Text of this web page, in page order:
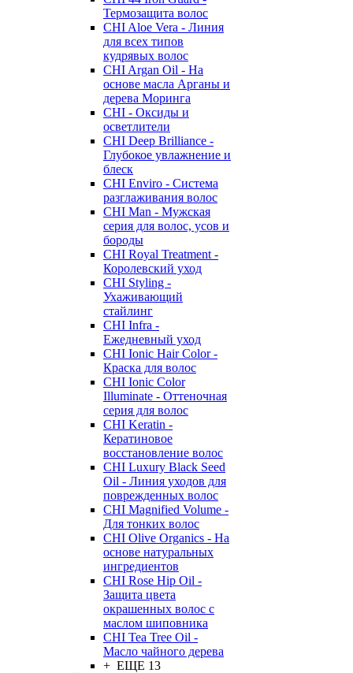
Термозащита волос
CHI Aloe Vera - Линия
для всех типов
кудрявых волос
CHI Argan Oil - На
основе масла Арганы и
дерева Моринга
CHI - Оксиды и
осветлители
CHI Deep Brilliance -
Глубокое увлажнение и
блеск
CHI Enviro - Система
разглаживания волос
CHI Man - Мужская
серия для волос, усов и
бороды
CHI Royal Treatment -
Королевский уход
CHI Styling -
Ухаживающий
стайлинг
CHI Infra -
Ежедневный уход
CHI Ionic Hair Color -
Краска для волос
CHI Ionic Color
Illuminate - Оттеночная
серия для волос
CHI Keratin -
Кератиновое
восстановление волос
CHI Luxury Black Seed
Oil - Линия уходов для
поврежденных волос
CHI Magnified Volume -
Для тонких волос
CHI Olive Organics - На
основе натуральных
ингредиентов
CHI Rose Hip Oil -
Защита цвета
окрашенных волос с
маслом шиповника
CHI Tea Tree Oil -
Масло чайного дерева
+ ЕЩЕ 13